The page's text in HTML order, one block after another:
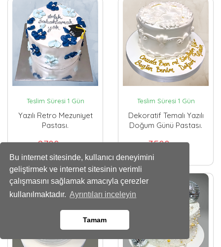
Bu internet sitesinde, kullanıcı deneyimini
geliştirmek ve internet sitesinin verimli
çalışmasını sağlamak amacıyla çerezler
kullanılmaktadır. Ayrıntıları inceleyin
Tamam
Teslim Süresi 1 Gün
Yazılı Retro Mezuniyet
Pastası.
2700 ,00 TL
Teslim Süresi 1 Gün
Dekoratif Temalı Yazılı
Doğum Günü Pastası.
3500 ,00 TL